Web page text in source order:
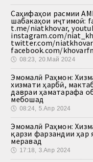
Саҳифаҳои расмии
шабакаҳои иҷтимоӣ:
t.me/niatkhovar,
instagram.com/
twitter.com/
facebook.com/
🕔 08:23, 20.Май 2024
Эмомалӣ Раҳмон:
хизмати ҳарбӣ,
давраи ҳаматарафа
мебошад
🕔 08:24, 5.Апр 2024
Эмомалӣ Раҳмон:
қарзи фарзандии ҳар
меравад
🕔 17:18, 3.Апр 2024